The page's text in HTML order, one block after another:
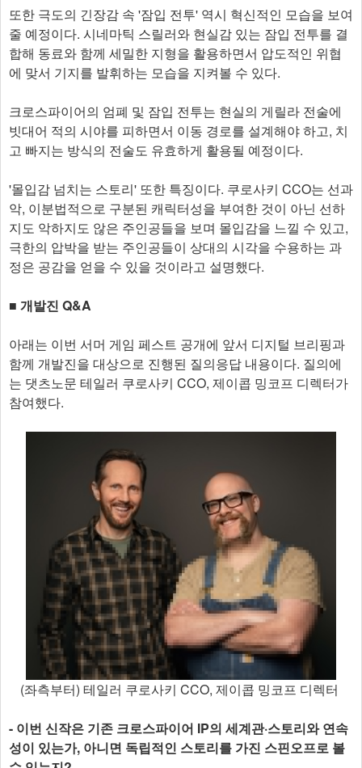
또한 극도의 긴장감 속 '잠입 전투' 역시 혁신적인 모습을 보여
줄 예정이다. 시네마틱 스릴러와 현실감 있는 잠입 전투를 결
합해 동료와 함께 세밀한 지형을 활용하면서 압도적인 위협
에 맞서 기지를 발휘하는 모습을 지켜볼 수 있다.
크로스파이어의 엄폐 및 잠입 전투는 현실의 게릴라 전술에
빗대어 적의 시야를 피하면서 이동 경로를 설계해야 하고, 치
고 빠지는 방식의 전술도 유효하게 활용될 예정이다.
'몰입감 넘치는 스토리' 또한 특징이다. 쿠로사키 CCO는 선과
악, 이분법적으로 구분된 캐릭터성을 부여한 것이 아닌 선하
지도 악하지도 않은 주인공들을 보며 몰입감을 느낄 수 있고,
극한의 압박을 받는 주인공들이 상대의 시각을 수용하는 과
정은 공감을 얻을 수 있을 것이라고 설명했다.
■ 개발진 Q&A
아래는 이번 서머 게임 페스트 공개에 앞서 디지털 브리핑과
함께 개발진을 대상으로 진행된 질의응답 내용이다. 질의에
는 댓츠노문 테일러 쿠로사키 CCO, 제이콥 밍코프 디렉터가
참여했다.
(좌측부터) 테일러 쿠로사키 CCO, 제이콥 밍코프 디렉터
- 이번 신작은 기존 크로스파이어 IP의 세계관·스토리와 연속
성이 있는가, 아니면 독립적인 스토리를 가진 스핀오프로 볼